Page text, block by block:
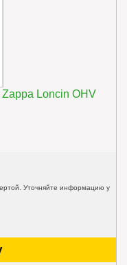
Zappa Loncin OHV
Уточняйте информацию у